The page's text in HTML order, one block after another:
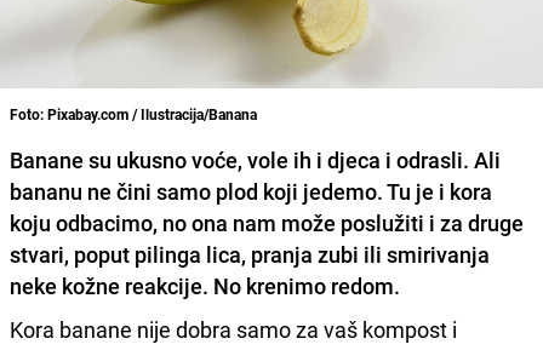
Foto: Pixabay.com / Ilustracija/Banana
Banane su ukusno voće, vole ih i djeca i odrasli. Ali
bananu ne čini samo plod koji jedemo. Tu je i kora
koju odbacimo, no ona nam može poslužiti i za druge
stvari, poput pilinga lica, pranja zubi ili smirivanja
neke kožne reakcije. No krenimo redom.
Kora banane nije dobra samo za vaš kompost i